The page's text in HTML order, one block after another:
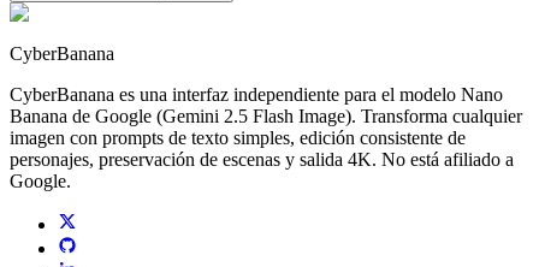
CyberBanana
CyberBanana es una interfaz independiente para el modelo Nano
Banana de Google (Gemini 2.5 Flash Image). Transforma cualquier
imagen con prompts de texto simples, edición consistente de
personajes, preservación de escenas y salida 4K. No está afiliado a
Google.